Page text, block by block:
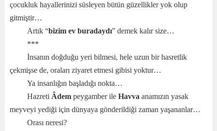
çocukluk hayallerinizi süsleyen bütün güzellikler yok olup
gitmiştir…
Artık “bizim ev buradaydı” demek kalır size…
***
İnsanın doğduğu yeri bilmesi, hele uzun bir hasretlik
çekmişse de, oraları ziyaret etmesi gibisi yoktur…
Ya insanlığın başladığı nokta…
Hazreti Âdem peygamber ile Havva anamızın yasak
meyveyi yediği için dünyaya gönderildiği zaman yaşananlar…
Orası neresi?